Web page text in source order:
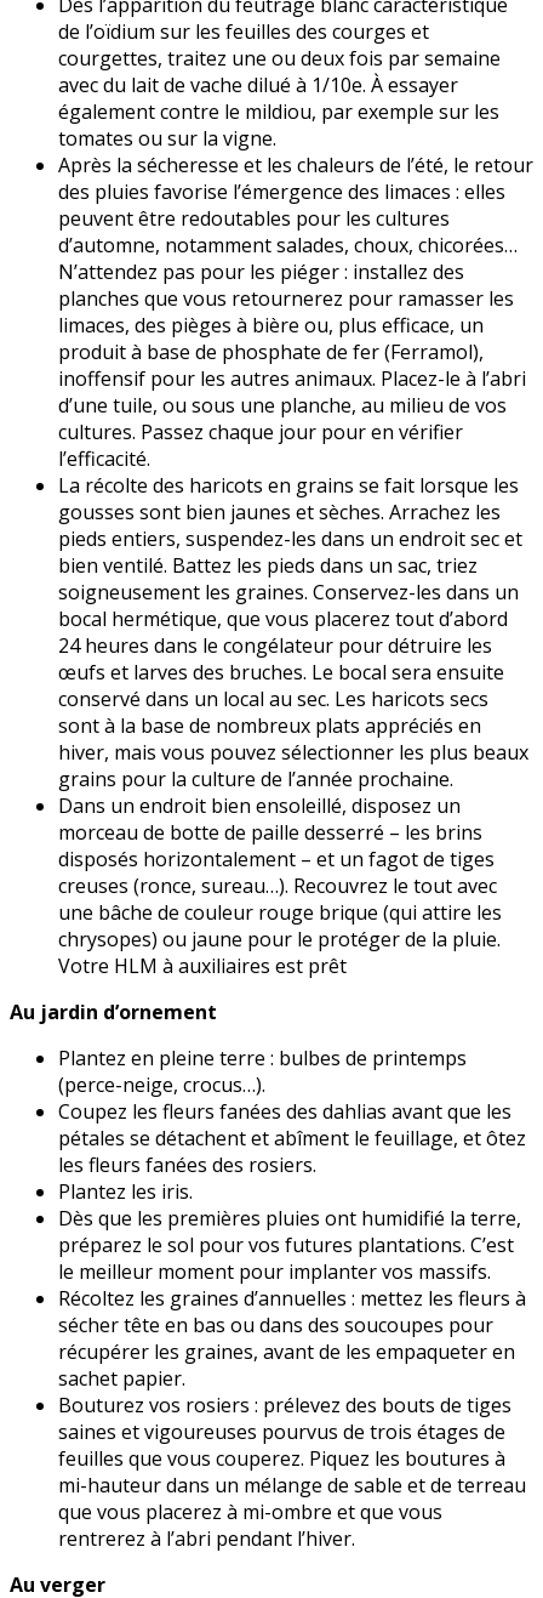
de l’oïdium sur les feuilles des courges et
courgettes, traitez une ou deux fois par semaine
avec du lait de vache dilué à 1/10e. À essayer
également contre le mildiou, par exemple sur les
tomates ou sur la vigne.
Après la sécheresse et les chaleurs de l’été, le retour
des pluies favorise l’émergence des limaces : elles
peuvent être redoutables pour les cultures
d’automne, notamment salades, choux, chicorées…
N’attendez pas pour les piéger : installez des
planches que vous retournerez pour ramasser les
limaces, des pièges à bière ou, plus efficace, un
produit à base de phosphate de fer (Ferramol),
inoffensif pour les autres animaux. Placez-le à l’abri
d’une tuile, ou sous une planche, au milieu de vos
cultures. Passez chaque jour pour en vérifier
l’efficacité.
La récolte des haricots en grains se fait lorsque les
gousses sont bien jaunes et sèches. Arrachez les
pieds entiers, suspendez-les dans un endroit sec et
bien ventilé. Battez les pieds dans un sac, triez
soigneusement les graines. Conservez-les dans un
bocal hermétique, que vous placerez tout d’abord
24 heures dans le congélateur pour détruire les
œufs et larves des bruches. Le bocal sera ensuite
conservé dans un local au sec. Les haricots secs
sont à la base de nombreux plats appréciés en
hiver, mais vous pouvez sélectionner les plus beaux
grains pour la culture de l’année prochaine.
Dans un endroit bien ensoleillé, disposez un
morceau de botte de paille desserré – les brins
disposés horizontalement – et un fagot de tiges
creuses (ronce, sureau…). Recouvrez le tout avec
une bâche de couleur rouge brique (qui attire les
chrysopes) ou jaune pour le protéger de la pluie.
Votre HLM à auxiliaires est prêt
Au jardin d’ornement
Plantez en pleine terre : bulbes de printemps
(perce-neige, crocus…).
Coupez les fleurs fanées des dahlias avant que les
pétales se détachent et abîment le feuillage, et ôtez
les fleurs fanées des rosiers.
Plantez les iris.
Dès que les premières pluies ont humidifié la terre,
préparez le sol pour vos futures plantations. C’est
le meilleur moment pour implanter vos massifs.
Récoltez les graines d’annuelles : mettez les fleurs à
sécher tête en bas ou dans des soucoupes pour
récupérer les graines, avant de les empaqueter en
sachet papier.
Bouturez vos rosiers : prélevez des bouts de tiges
saines et vigoureuses pourvus de trois étages de
feuilles que vous couperez. Piquez les boutures à
mi-hauteur dans un mélange de sable et de terreau
que vous placerez à mi-ombre et que vous
rentrerez à l’abri pendant l’hiver.
Au verger